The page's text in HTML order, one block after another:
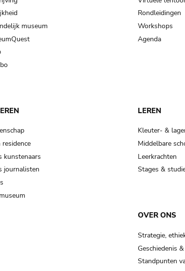
museum
Rondleidingen
Workshops
Agenda
kunstenaars
journalisten
LEREN
Kleuter- &
Middelbare
Leerkrachten
Stages &
OVER ONS
Strategie,
Geschiedenis
Standpunten